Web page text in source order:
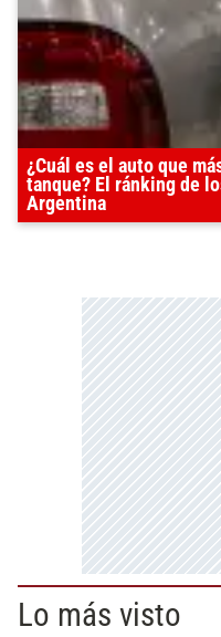
¿Cuál es el auto que
tanque? El ránking de
Argentina
Lo más visto